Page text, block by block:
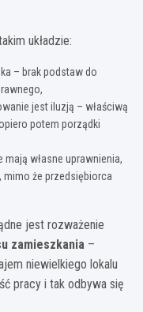
układzie:
– brak podstaw do
jest iluzją – właściwą
potem porządki
mają własne uprawnienia,
że przedsiębiorca
jest rozważenie
zamieszkania –
niewielkiego lokalu
pracy i tak odbywa się